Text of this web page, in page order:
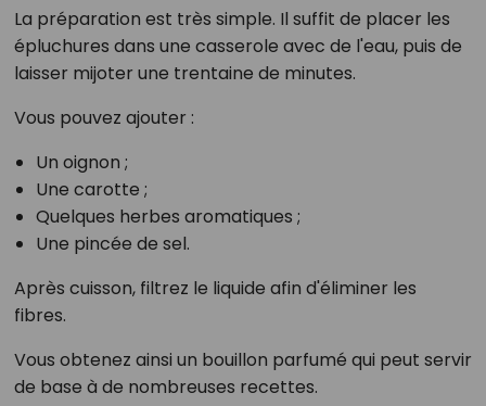
La préparation est très simple. Il suffit de placer les
épluchures dans une casserole avec de l'eau, puis de
laisser mijoter une trentaine de minutes.
Vous pouvez ajouter :
Un oignon ;
Une carotte ;
Quelques herbes aromatiques ;
Une pincée de sel.
Après cuisson, filtrez le liquide afin d'éliminer les
fibres.
Vous obtenez ainsi un bouillon parfumé qui peut servir
de base à de nombreuses recettes.